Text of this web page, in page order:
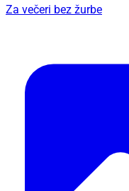
Za večeri bez žurbe